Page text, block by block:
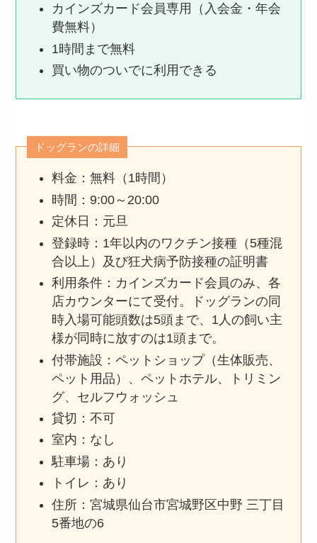
カインズカード会員専用（入会金・年会
費無料）
1時間まで無料
買い物のついでに利用できる
ドッグランの詳細
料金：無料（1時間）
時間：9:00～20:00
定休日：元旦
登録時：1年以内のワクチン接種（5種混
合以上）及び狂犬病予防接種の証明書
利用条件：カインズカード会員のみ、各
店カウンターにて受付。ドッグランの同
時入場可能頭数は5頭まで、1人の飼い主
様が同時に放すのは1頭まで。
付帯施設：ペットショップ（生体販売、
ペット用品）、ペットホテル、トリミン
グ、セルフウォッシュ
貸切：不可
室内：なし
駐車場：あり
トイレ：あり
住所：宮城県仙台市宮城野区中野 三丁目
5番地の6